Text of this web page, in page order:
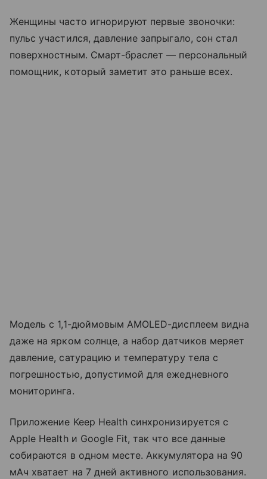
Женщины часто игнорируют первые звоночки:
пульс участился, давление запрыгало, сон стал
поверхностным. Смарт-браслет — персональный
помощник, который заметит это раньше всех.
Модель с 1,1-дюймовым AMOLED-дисплеем видна
даже на ярком солнце, а набор датчиков меряет
давление, сатурацию и температуру тела с
погрешностью, допустимой для ежедневного
мониторинга.
Приложение Keep Health синхронизируется с
Apple Health и Google Fit, так что все данные
собираются в одном месте. Аккумулятора на 90
мАч хватает на 7 дней активного использования.